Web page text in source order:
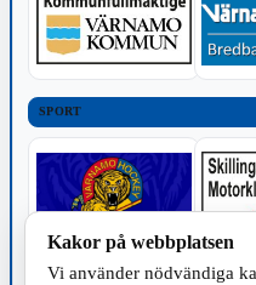
SPORT
TILLVERKNING
Kakor på webbplatsen
Vi använder nödvändiga